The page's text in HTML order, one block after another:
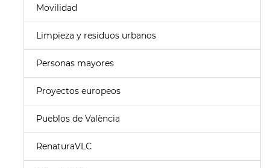
Movilidad
Limpieza y residuos urbanos
Personas mayores
Proyectos europeos
Pueblos de València
RenaturaVLC